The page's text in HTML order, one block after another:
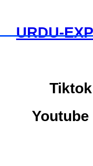
Tiktok
Youtube